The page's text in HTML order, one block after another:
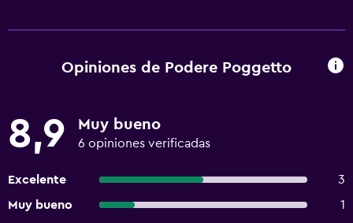
Opiniones de Podere Poggetto
8,9 Muy bueno
6 opiniones verificadas
Excelente
3
Muy bueno
1